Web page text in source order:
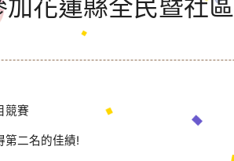
花蓮縣全民暨社
競賽
第二名的佳績!